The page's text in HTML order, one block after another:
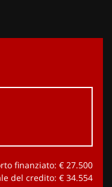
finanziato: € 27.500
del credito: € 34.554